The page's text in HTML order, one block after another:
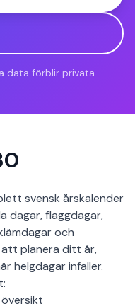
data förblir privata
svensk årskalender
dagar, flaggdagar,
och
att planera ditt år,
helgdagar infaller.